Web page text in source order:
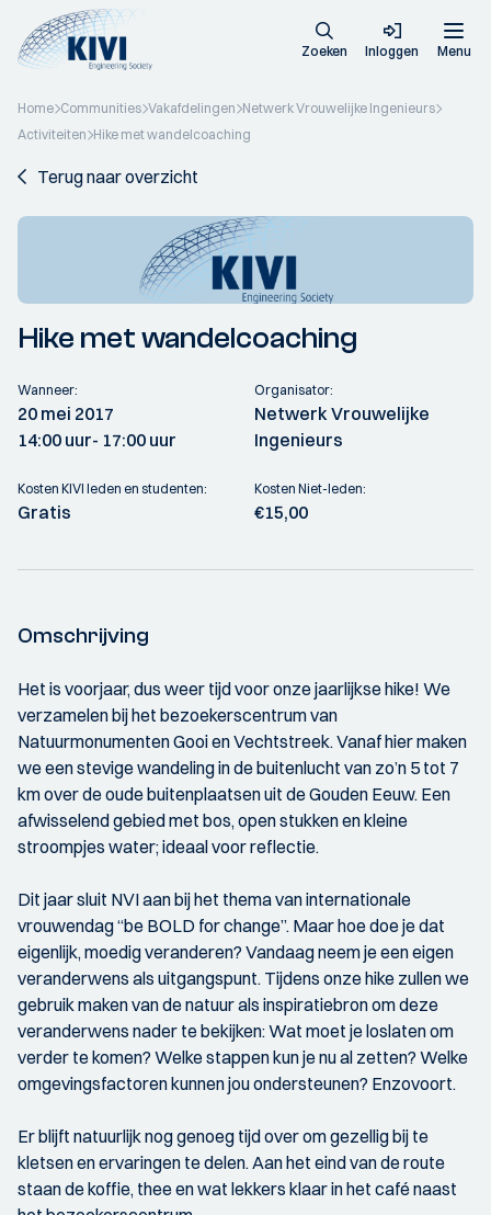
Zoeken Inloggen Menu
Home Communities Vakafdelingen Netwerk Vrouwelijke Ingenieurs
Activiteiten Hike met wandelcoaching
Terug naar overzicht
Hike met wandelcoaching
Wanneer:
20 mei 2017
14:00 uur- 17:00 uur
Organisator:
Netwerk Vrouwelijke
Ingenieurs
Kosten KIVI leden en studenten:
Gratis
Kosten Niet-leden:
€15,00
Omschrijving
Het is voorjaar, dus weer tijd voor onze jaarlijkse hike! We
verzamelen bij het bezoekerscentrum van
Natuurmonumenten Gooi en Vechtstreek. Vanaf hier maken
we een stevige wandeling in de buitenlucht van zo’n 5 tot 7
km over de oude buitenplaatsen uit de Gouden Eeuw. Een
afwisselend gebied met bos, open stukken en kleine
stroompjes water; ideaal voor reflectie.
Dit jaar sluit NVI aan bij het thema van internationale
vrouwendag “be BOLD for change”. Maar hoe doe je dat
eigenlijk, moedig veranderen? Vandaag neem je een eigen
veranderwens als uitgangspunt. Tijdens onze hike zullen we
gebruik maken van de natuur als inspiratiebron om deze
veranderwens nader te bekijken: Wat moet je loslaten om
verder te komen? Welke stappen kun je nu al zetten? Welke
omgevingsfactoren kunnen jou ondersteunen? Enzovoort.
Er blijft natuurlijk nog genoeg tijd over om gezellig bij te
kletsen en ervaringen te delen. Aan het eind van de route
staan de koffie, thee en wat lekkers klaar in het café naast